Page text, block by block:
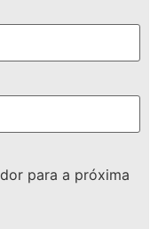
para a próxima